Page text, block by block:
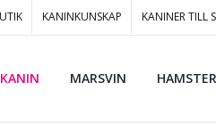
KANINKUNSKAP KANINER TILL
KANIN MARSVIN